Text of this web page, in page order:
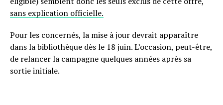
sans explication officielle.
Pour les concernés, la mise à jour devrait apparaître
dans la bibliothèque dès le 18 juin. L’occasion, peut-être,
de relancer la campagne quelques années après sa
sortie initiale.